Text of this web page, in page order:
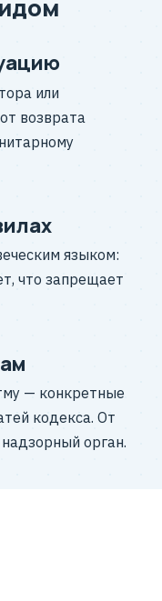
или
возврата
языком:
что запрещает
— конкретные
кодекса. От
орган.